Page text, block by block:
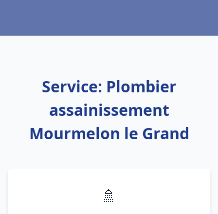
Service: Plombier
assainissement
Mourmelon le Grand
🚿